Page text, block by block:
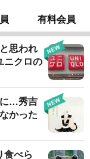
有料会員
思われ
ニクロの
に…秀吉
かった
食べら